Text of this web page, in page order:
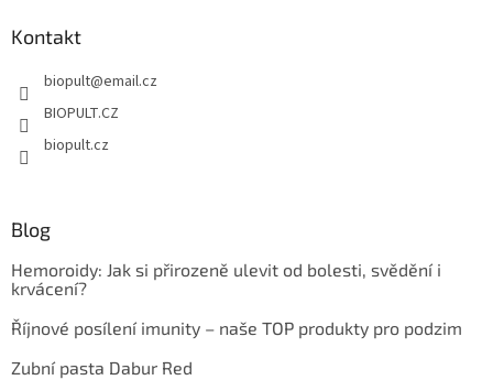
Kontakt
biopult@email.cz
BIOPULT.CZ
biopult.cz
Blog
Hemoroidy: Jak si přirozeně ulevit od bolesti, svědění i
krvácení?
Říjnové posílení imunity – naše TOP produkty pro podzim
Zubní pasta Dabur Red